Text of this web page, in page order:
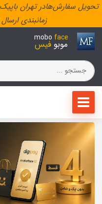
تحویل سفارش‌هادر تهران
زمانبندی
mobo face
موبو فیس